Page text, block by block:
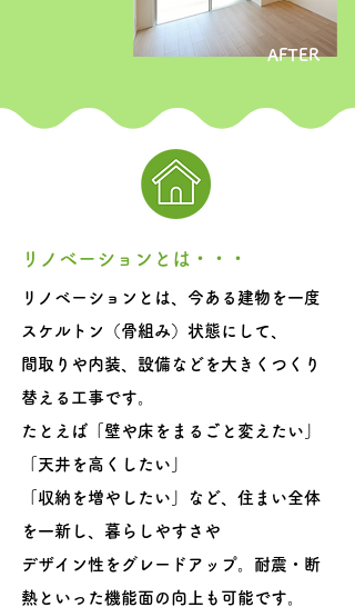
AFTER
リノベーションとは・・・
リノベーションとは、今ある建物を一度
スケルトン（骨組み）状態にして、
間取りや内装、設備などを大きくつくり
替える工事です。
たとえば「壁や床をまるごと変えたい」
「天井を高くしたい」
「収納を増やしたい」など、住まい全体
を一新し、暮らしやすさや
デザイン性をグレードアップ。耐震・断
熱といった機能面の向上も可能です。